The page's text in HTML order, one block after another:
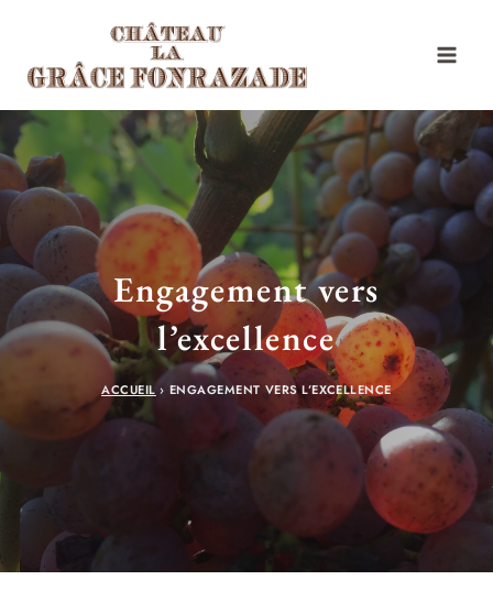
contenu
Engagement vers
l’excellence
ACCUEIL › ENGAGEMENT VERS L’EXCELLENCE